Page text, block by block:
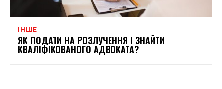
ІНШЕ
ЯК ПОДАТИ НА РОЗЛУЧЕННЯ І ЗНАЙТИ
КВАЛІФІКОВАНОГО АДВОКАТА?